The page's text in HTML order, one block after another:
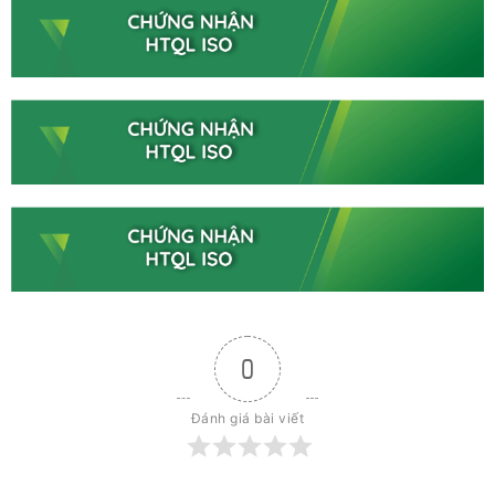
0
Đánh giá bài viết